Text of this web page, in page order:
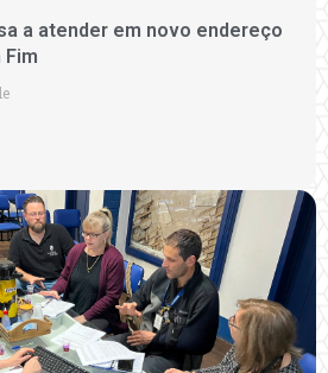
a atender em novo endereço